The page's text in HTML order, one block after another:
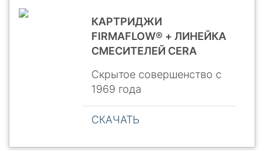
КАРТРИДЖИ
FIRMAFLOW® + ЛИНЕЙКА
СМЕСИТЕЛЕЙ CERA
Скрытое совершенство с
1969 года
СКАЧАТЬ